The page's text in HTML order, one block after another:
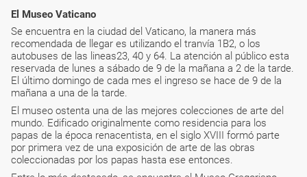
El Museo Vaticano
Se encuentra en la ciudad del Vaticano, la manera más
recomendada de llegar es utilizando el tranvía 1B2, o los
autobuses de las lineas23, 40 y 64. La atención al público esta
reservada de lunes a sábado de 9 de la mañana a 2 de la tarde.
El último domingo de cada mes el ingreso se hace de 9 de la
mañana a una de la tarde.
El museo ostenta una de las mejores colecciones de arte del
mundo. Edificado originalmente como residencia para los
papas de la época renacentista, en el siglo XVIII formó parte
por primera vez de una exposición de arte de las obras
coleccionadas por los papas hasta ese entonces.